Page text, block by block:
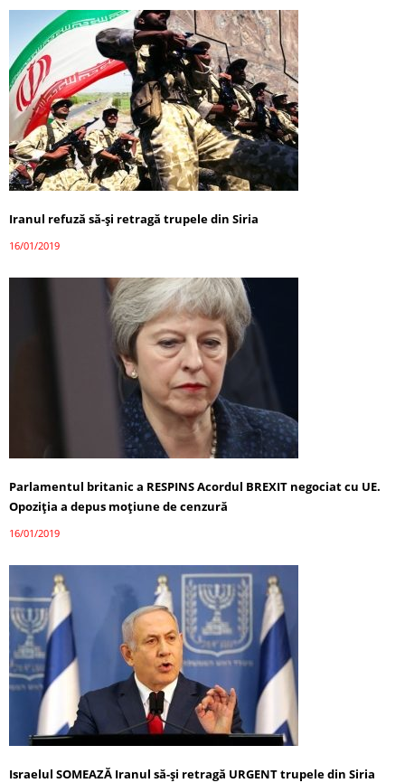
Iranul refuză să-și retragă trupele din Siria
16/01/2019
Parlamentul britanic a RESPINS Acordul BREXIT negociat cu UE.
Opoziţia a depus moţiune de cenzură
16/01/2019
Israelul SOMEAZĂ Iranul să-și retragă URGENT trupele din Siria